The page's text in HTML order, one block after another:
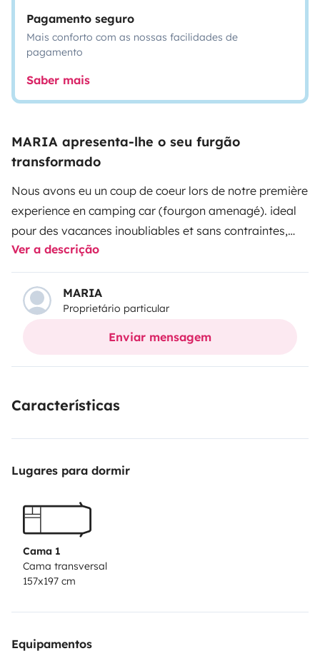
Pagamento seguro
Mais conforto com as nossas facilidades de
pagamento
Saber mais
MARIA apresenta-lhe o seu furgão
transformado
Nous avons eu un coup de coeur lors de notre première
experience en camping car (fourgon amenagé). ideal
pour des vacances inoubliables et sans contraintes,
vous aussi faite vous plaisir en amoureux , en famille,
ou meme entre amis ; ((louez moi, je suis tres
confortble, simple d'utilisation , et passe inaperçu.))
Ver a descrição
MARIA
Proprietário particular
Enviar mensagem
Características
Lugares para dormir
Cama 1
Cama transversal
157x197 cm
Equipamentos